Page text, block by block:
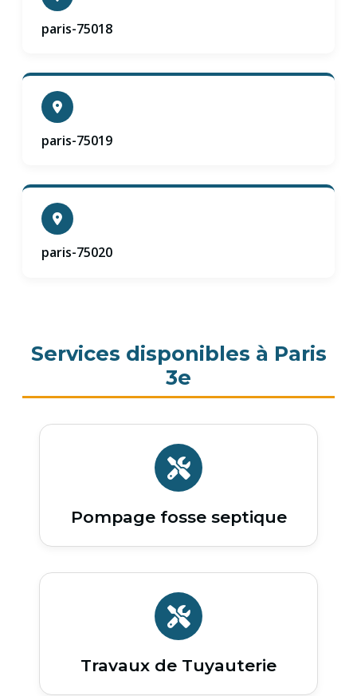
paris-75018
paris-75019
paris-75020
Services disponibles à Paris
3e
Pompage fosse septique
Travaux de Tuyauterie